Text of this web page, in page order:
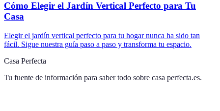
Cómo Elegir el Jardín Vertical Perfecto para Tu
Casa
Elegir el jardín vertical perfecto para tu hogar nunca ha sido tan
fácil. Sigue nuestra guía paso a paso y transforma tu espacio.
Casa Perfecta
Tu fuente de información para saber todo sobre casa perfecta.es.